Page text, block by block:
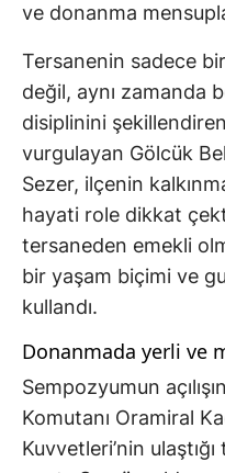
ve donanma
Tersanenin sadece
değil, aynı zamanda
disiplinini
vurgulayan Gölcük
Sezer, ilçenin
hayati role dikkat
tersaneden emekli
bir yaşam biçimi ve
kullandı.
Donanmada yerli ve
Sempozyumun
Komutanı Oramiral
Kuvvetleri’nin